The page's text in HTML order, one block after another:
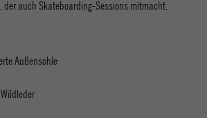
der auch Skateboarding-Sessions mitmacht.
Außensohle